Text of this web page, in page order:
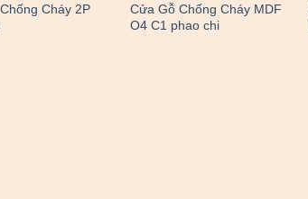
Cháy 2P
Cửa Gỗ Chống Cháy MDF
O4 C1 phao chi